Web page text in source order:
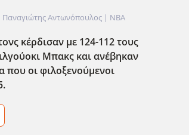
Αντωνόπουλος | NBA
κέρδισαν με 124-112 τους
Μπακς και ανέβηκαν
που οι φιλοξενούμενοι